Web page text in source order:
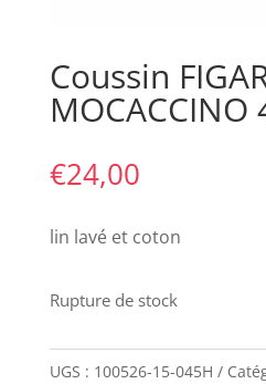
Coussin
MOCACCINO
€24,00
lin lavé et coton
Rupture de stock
UGS : 100526-15-045H